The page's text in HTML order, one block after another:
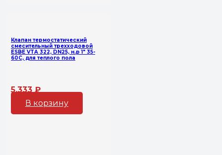
Клапан термостатический
смесительный трехходовой
ESBE VTA 322, DN25, н.р 1″ 35-
60С, для теплого пола
5,333₽
В корзину